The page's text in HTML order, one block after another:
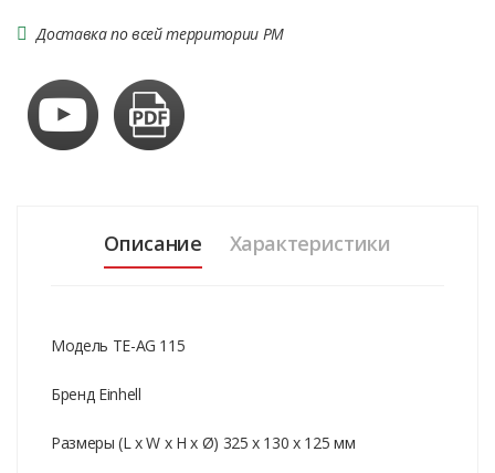
Доставка по всей территории РМ
Описание Характеристики
Модель TE-AG 115
Бренд Einhell
Размеры (L x W x H x Ø) 325 x 130 x 125 мм